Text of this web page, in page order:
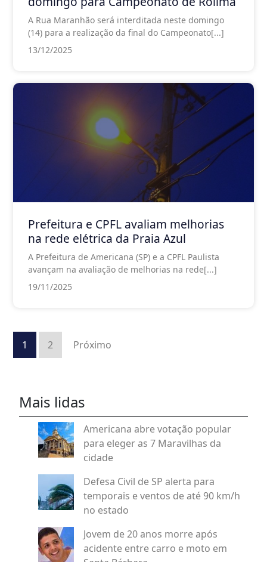
A Rua Maranhão será interditada neste domingo
(14) para a realização da final do Campeonato[...]
13/12/2025
Prefeitura e CPFL avaliam melhorias
na rede elétrica da Praia Azul
A Prefeitura de Americana (SP) e a CPFL Paulista
avançam na avaliação de melhorias na rede[...]
19/11/2025
de
posts
1 2 Próximo
Mais lidas
Americana abre votação popular
para eleger as 7 Maravilhas da
cidade
Defesa Civil de SP alerta para
temporais e ventos de até 90 km/h
no estado
Jovem de 20 anos morre após
acidente entre carro e moto em